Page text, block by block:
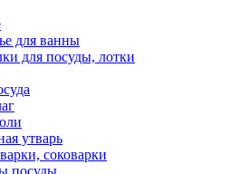
для ванны
для посуды, лотки
утварь
соковарки
посуды